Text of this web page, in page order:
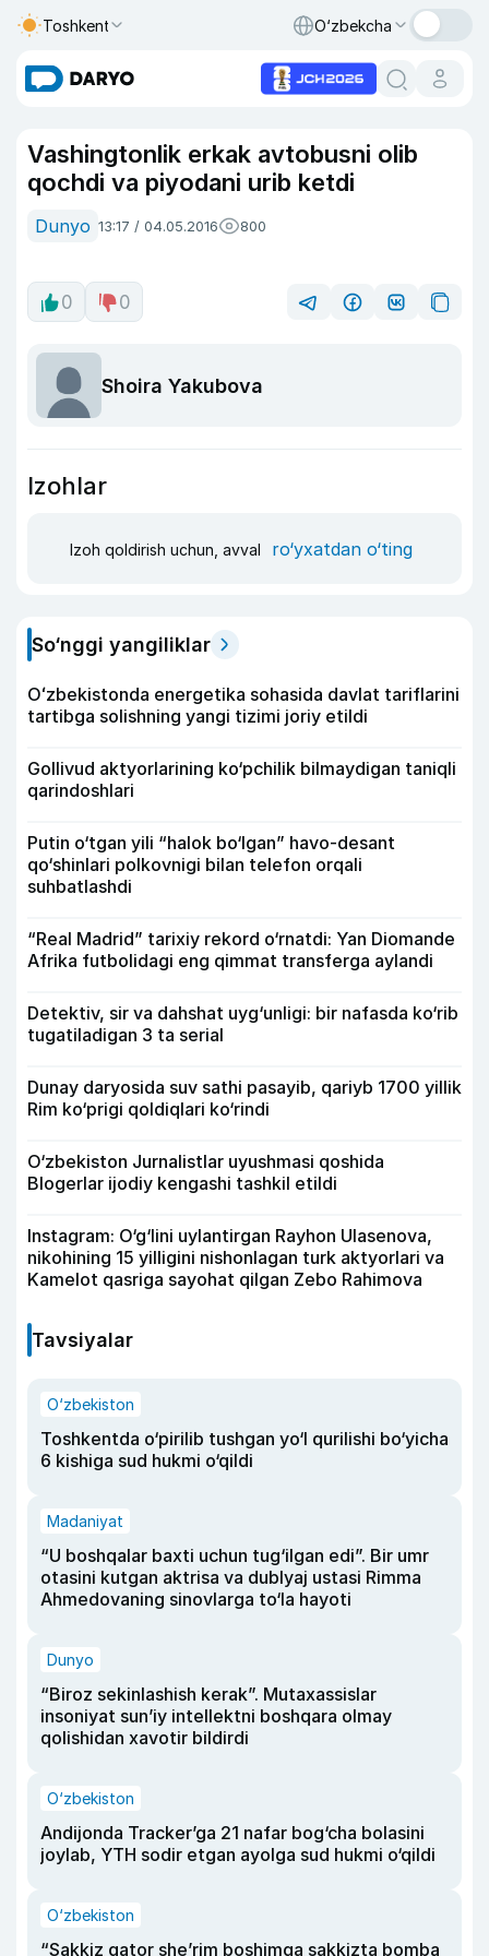
Toshkent O‘zbekcha
Vashingtonlik erkak avtobusni olib
qochdi va piyodani urib ketdi
Dunyo 13:17 / 04.05.2016 800
0 0
Shoira Yakubova
Izohlar
Izoh qoldirish uchun, avval ro‘yxatdan o‘ting
So‘nggi yangiliklar
Oʻzbekistonda energetika sohasida davlat tariflarini
tartibga solishning yangi tizimi joriy etildi
Gollivud aktyorlarining ko‘pchilik bilmaydigan taniqli
qarindoshlari
Putin o‘tgan yili “halok bo‘lgan” havo-desant
qo‘shinlari polkovnigi bilan telefon orqali
suhbatlashdi
“Real Madrid” tarixiy rekord o‘rnatdi: Yan Diomande
Afrika futbolidagi eng qimmat transferga aylandi
Detektiv, sir va dahshat uyg‘unligi: bir nafasda ko‘rib
tugatiladigan 3 ta serial
Dunay daryosida suv sathi pasayib, qariyb 1700 yillik
Rim ko‘prigi qoldiqlari ko‘rindi
O‘zbekiston Jurnalistlar uyushmasi qoshida
Blogerlar ijodiy kengashi tashkil etildi
Instagram: O‘g‘lini uylantirgan Rayhon Ulasenova,
nikohining 15 yilligini nishonlagan turk aktyorlari va
Kamelot qasriga sayohat qilgan Zebo Rahimova
Tavsiyalar
O‘zbekiston
Toshkentda o‘pirilib tushgan yo‘l qurilishi bo‘yicha
6 kishiga sud hukmi o‘qildi
Madaniyat
“U boshqalar baxti uchun tug‘ilgan edi”. Bir umr
otasini kutgan aktrisa va dublyaj ustasi Rimma
Ahmedovaning sinovlarga to‘la hayoti
Dunyo
“Biroz sekinlashish kerak”. Mutaxassislar
insoniyat sun’iy intellektni boshqara olmay
qolishidan xavotir bildirdi
O‘zbekiston
Andijonda Tracker’ga 21 nafar bog‘cha bolasini
joylab, YTH sodir etgan ayolga sud hukmi o‘qildi
O‘zbekiston
“Sakkiz qator she’rim boshimga sakkizta bomba